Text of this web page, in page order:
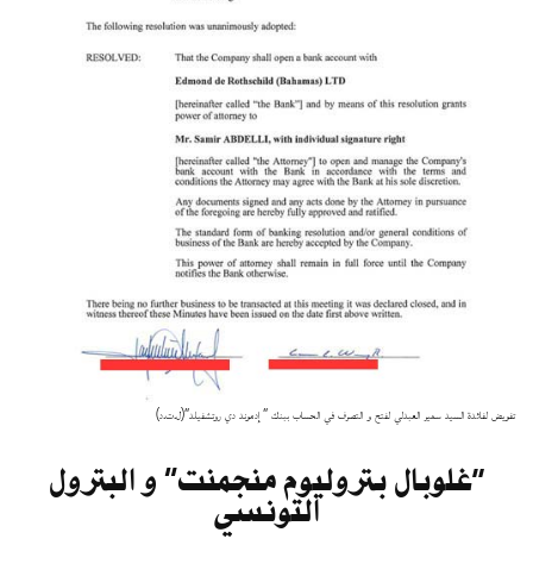
تفويض لفائدة السيد سمير العبدلي لفتح و التصرف في الحساب ببنك ” إدموند دي روتشفيلد”(ل.ت.د)
“غلوبال بتروليوم منجمنت” و البترول
التونسي